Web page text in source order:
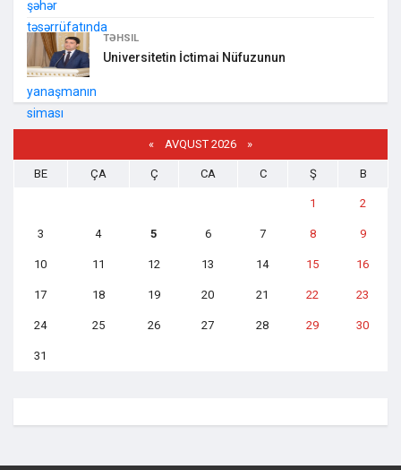
TƏHSIL
Universitetin İctimai Nüfuzunun
« AVQUST 2026 »
BE ÇA Ç CA C Ş B
1 2
3 4 5 6 7 8 9
10 11 12 13 14 15 16
17 18 19 20 21 22 23
24 25 26 27 28 29 30
31